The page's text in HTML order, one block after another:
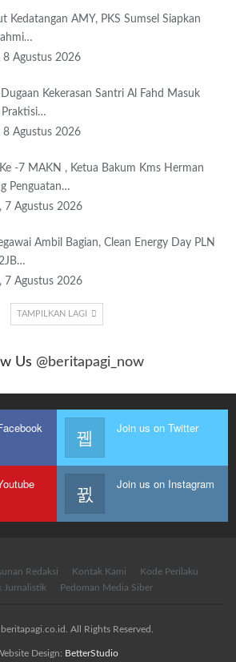
Kedatangan AMY, PKS Sumsel Siapkan
8 Agustus 2026
Dugaan Kekerasan Santri Al Fahd Masuk
Praktisi…
8 Agustus 2026
-7 MAKN , Ketua Bakum Kms Herman
Penguatan…
7 Agustus 2026
Ambil Bagian, Clean Energy Day PLN
7 Agustus 2026
TAMPILKAN LAGI
Us @beritapagi_now
Join us on Twitter
Join us on Instagram
Redaksi Kontak Kami
Kode Perilaku
Jurnalistik
Pedoman Media Siber
All Rights Reserved.
Design: BetterStudio